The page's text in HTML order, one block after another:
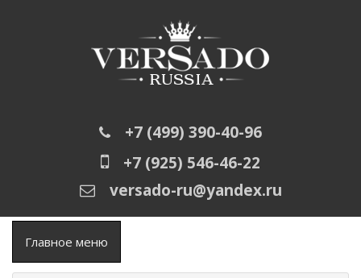
+7 (499) 390-40-96
+7 (925) 546-46-22
versado-ru@yandex.ru
Главное меню